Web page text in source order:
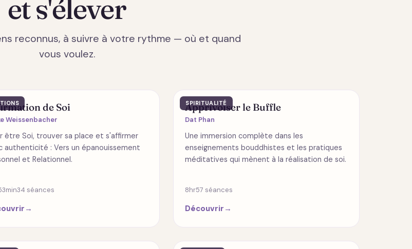
et s'élever
reconnus, à suivre à votre rythme — où et quand
vous voulez.
de Soi
Weissenbacher
être Soi, trouver sa place et s'affirmer
authenticité : Vers un épanouissement
et Relationnel.
34 séances
→
SPIRITUALITÉ
Apprivoiser le Buffle
Dat Phan
Une immersion complète dans les
enseignements bouddhistes et les pratiques
méditatives qui mènent à la réalisation de soi.
8hr57 séances
Découvrir →